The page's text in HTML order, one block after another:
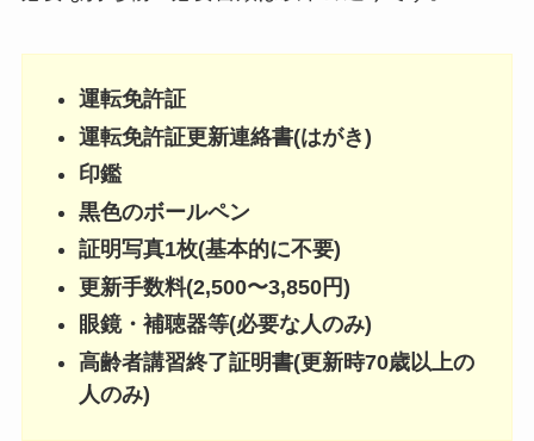
運転免許証
運転免許証更新連絡書(はがき)
印鑑
黒色のボールペン
証明写真1枚(基本的に不要)
更新手数料(2,500〜3,850円)
眼鏡・補聴器等(必要な人のみ)
高齢者講習終了証明書(更新時70歳以上の
人のみ)